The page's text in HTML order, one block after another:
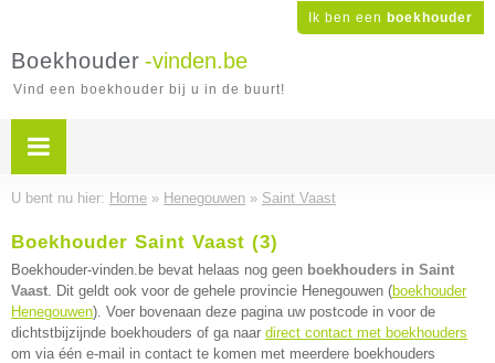
Ik ben een boekhouder
Boekhouder -vinden.be
Vind een boekhouder bij u in de buurt!
U bent nu hier: Home » Henegouwen » Saint Vaast
Boekhouder Saint Vaast (3)
Boekhouder-vinden.be bevat helaas nog geen boekhouders in Saint
Vaast. Dit geldt ook voor de gehele provincie Henegouwen (boekhouder
Henegouwen). Voer bovenaan deze pagina uw postcode in voor de
dichtstbijzijnde boekhouders of ga naar direct contact met boekhouders
om via één e-mail in contact te komen met meerdere boekhouders